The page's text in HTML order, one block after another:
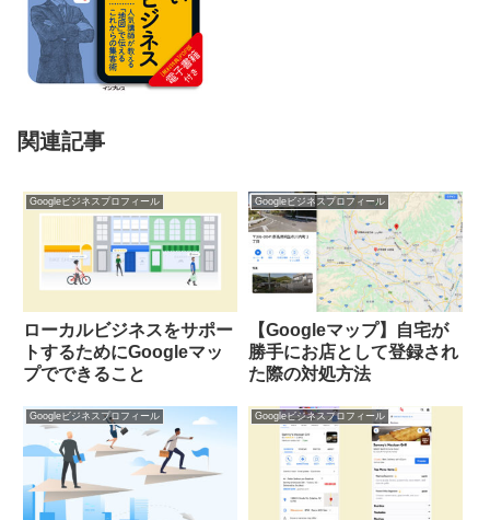
関連記事
Googleビジネスプロフィール
ローカルビジネスをサポー
トするためにGoogleマッ
プでできること
Googleビジネスプロフィール
【Googleマップ】自宅が
勝手にお店として登録され
た際の対処方法
Googleビジネスプロフィール Googleビジネスプロフィール